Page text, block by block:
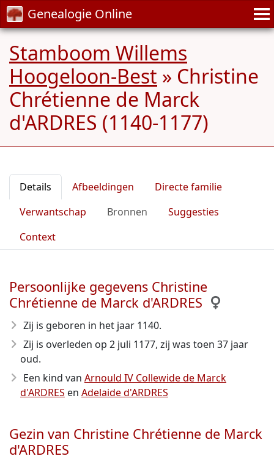
Genealogie Online
Stamboom Willems
Hoogeloon-Best » Christine
Chrétienne de Marck
d'ARDRES (1140-1177)
Details Afbeeldingen
Directe familie
Verwantschap
Bronnen
Suggesties
Context
Persoonlijke gegevens Christine
Chrétienne de Marck d'ARDRES
Zij is geboren in het jaar 1140.
Zij is overleden op 2 juli 1177, zij was toen 37 jaar
oud.
Een kind van Arnould IV Collewide de Marck
d'ARDRES en Adelaide d'ARDRES
Gezin van Christine Chrétienne de Marck
d'ARDRES